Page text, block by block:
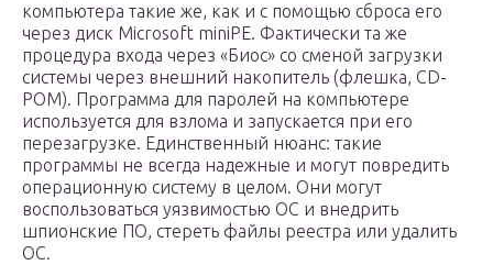
компьютера такие же, как и с помощью сброса его
через диск Microsoft miniPE. Фактически та же
процедура входа через «Биос» со сменой загрузки
системы через внешний накопитель (флешка, CD-
РОМ). Программа для паролей на компьютере
используется для взлома и запускается при его
перезагрузке. Единственный нюанс: такие
программы не всегда надежные и могут повредить
операционную систему в целом. Они могут
воспользоваться уязвимостью ОС и внедрить
шпионские ПО, стереть файлы реестра или удалить
ОС.